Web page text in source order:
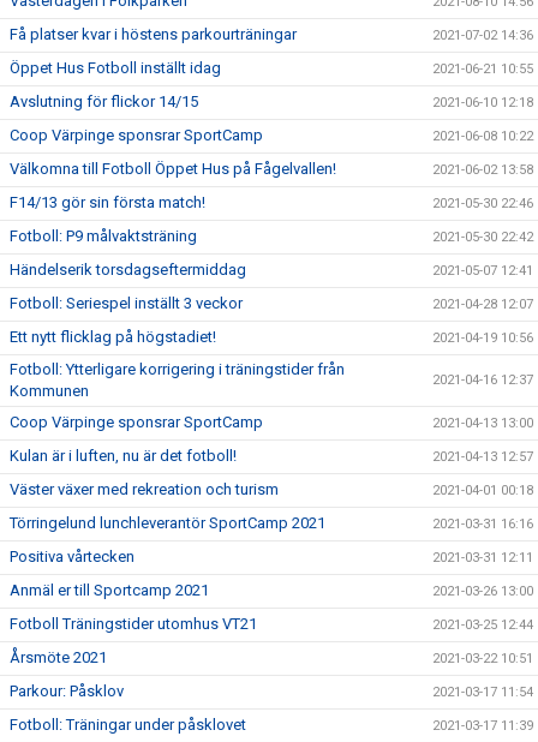
Få platser kvar i höstens parkourträningar 2021-07-02 14:36
Öppet Hus Fotboll inställt idag 2021-06-21 10:55
Avslutning för flickor 14/15 2021-06-10 12:18
Coop Värpinge sponsrar SportCamp 2021-06-08 10:22
Välkomna till Fotboll Öppet Hus på Fågelvallen! 2021-06-02 13:58
F14/13 gör sin första match! 2021-05-30 22:46
Fotboll: P9 målvaktsträning 2021-05-30 22:42
Händelserik torsdagseftermiddag 2021-05-07 12:41
Fotboll: Seriespel inställt 3 veckor 2021-04-28 12:07
Ett nytt flicklag på högstadiet! 2021-04-19 10:56
Fotboll: Ytterligare korrigering i träningstider från
Kommunen
2021-04-16 12:37
Coop Värpinge sponsrar SportCamp 2021-04-13 13:00
Kulan är i luften, nu är det fotboll! 2021-04-13 12:57
Väster växer med rekreation och turism 2021-04-01 00:18
Törringelund lunchleverantör SportCamp 2021 2021-03-31 16:16
Positiva vårtecken 2021-03-31 12:11
Anmäl er till Sportcamp 2021 2021-03-26 13:00
Fotboll Träningstider utomhus VT21 2021-03-25 12:44
Årsmöte 2021 2021-03-22 10:51
Parkour: Påsklov 2021-03-17 11:54
Fotboll: Träningar under påsklovet 2021-03-17 11:39